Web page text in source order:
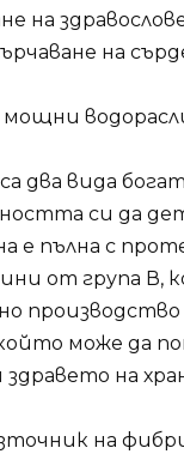
на
на
мощни
два вида
си да
е пълна с
от група В,
производство
може да
на
на